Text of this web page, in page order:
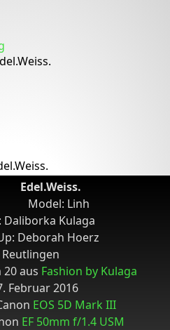
Edel.Weiss.
Model: Linh
Kulaga
Deborah Hoerz
Reutlingen
20 aus Fashion by Kulaga
Februar 2016
EOS 5D Mark III
EF 50mm f/1.4 USM